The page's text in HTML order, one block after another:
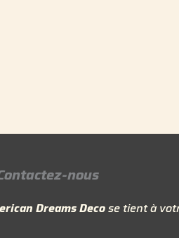
nous
Dreams Decose tient à